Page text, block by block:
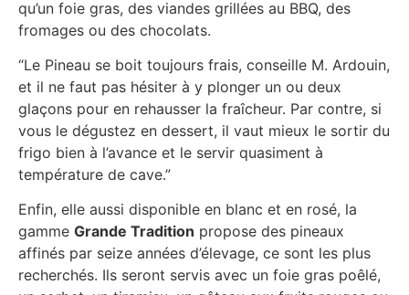
qu’un foie gras, des viandes grillées au BBQ, des
fromages ou des chocolats.
“Le Pineau se boit toujours frais, conseille M. Ardouin,
et il ne faut pas hésiter à y plonger un ou deux
glaçons pour en rehausser la fraîcheur. Par contre, si
vous le dégustez en dessert, il vaut mieux le sortir du
frigo bien à l’avance et le servir quasiment à
température de cave.”
Enfin, elle aussi disponible en blanc et en rosé, la
gamme Grande Tradition propose des pineaux
affinés par seize années d’élevage, ce sont les plus
recherchés. Ils seront servis avec un foie gras poêlé,